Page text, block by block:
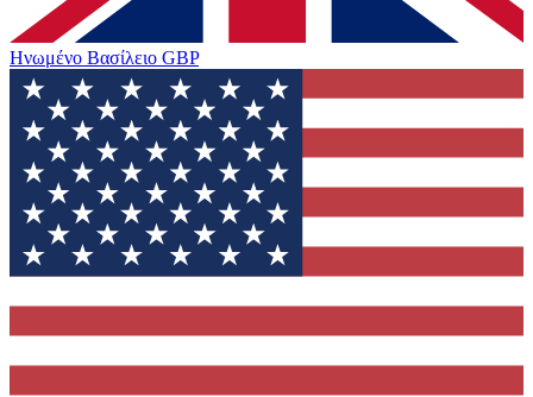
Ηνωμένο Βασίλειο GBP